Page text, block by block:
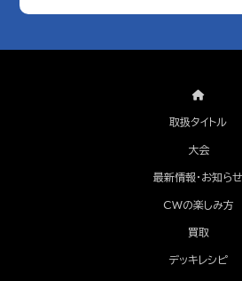
取扱タイトル
大会
最新情報・お知らせ
CWの楽しみ方
買取
デッキレシピ